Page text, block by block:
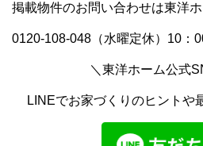
掲載物件のお問い合わせは東洋
0120-108-048（水曜定休）10：
＼東洋ホーム公式
LINEでお家づくりのヒントや